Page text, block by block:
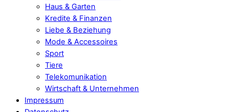
Haus & Garten
Kredite & Finanzen
Liebe & Beziehung
Mode & Accessoires
Sport
Tiere
Telekomunikation
Wirtschaft & Unternehmen
Impressum